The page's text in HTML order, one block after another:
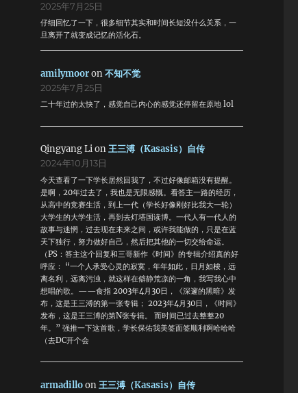
2025年7月25日
仔细回忆了一下，很多细节其实和时间长短没什么关系，一
旦离开了就变成记忆的活化石。
amilymooron不知不觉
2025年7月25日
二十年过的太快了，感觉自己内心的感觉还停留在原地 lol
Qingyang Lion王三溥（Kasasis）自传
2024年10月13日
今天查看了一下学长居然回我了，不过好像邮箱没有提醒。
是啊，20年过去了，我也是无限感慨。看答主一路的经历，
从高中的竞赛生活，到上一代（学长好像刚好比我大一轮）
大学生的大学生活，再到去灯塔国读博。一代人有一代人的
故事与迷惘，过去现在未来之间，或许我能做的，只是在蓝
天下独行，努力做好自己，然后把其他的一切交给命运。
（PS：答主这个回复和三哥新作《时间》的专辑介绍真的好
呼应： “一个人承受心灵的寂寞，年年如此，日月如梭，远
离名利，远离污浊，就这样在僻静荒凉的一角，我写我心中
想唱的歌。——食指 2003年4月30日，《深邃的黑暗》发
布，这是王三溥的第一张专辑； 2023年4月30日，《时间》
发布，这是王三溥的第N张专辑。 而时间已过去整整20
年。” 强推一下这首歌，学长保佑我美签面签顺利啊哈哈哈
（去DC开个会
armadilloon王三溥（Kasasis）自传